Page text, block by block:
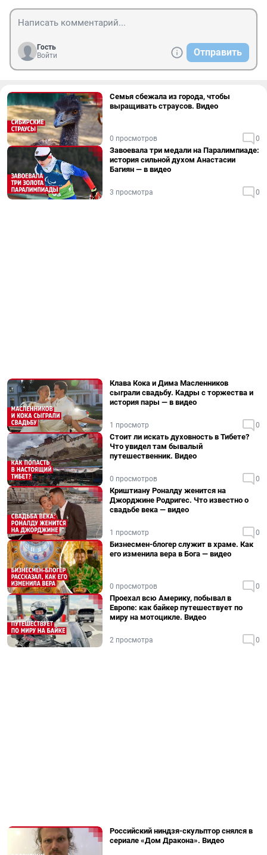
Гость
Войти
Отправить
Семья сбежала из города, чтобы
выращивать страусов. Видео
0 просмотров 0
Завоевала три медали на Паралимпиаде:
история сильной духом Анастасии
Багиян — в видео
3 просмотра 0
Клава Кока и Дима Масленников
сыграли свадьбу. Кадры с торжества и
история пары — в видео
1 просмотр 0
Стоит ли искать духовность в Тибете?
Что увидел там бывалый
путешественник. Видео
0 просмотров 0
Криштиану Роналду женится на
Джорджине Родригес. Что известно о
свадьбе века — видео
1 просмотр 0
Бизнесмен-блогер служит в храме. Как
его изменила вера в Бога — видео
0 просмотров 0
Проехал всю Америку, побывал в
Европе: как байкер путешествует по
миру на мотоцикле. Видео
2 просмотра 0
Российский ниндзя-скульптор снялся в
сериале «Дом Дракона». Видео